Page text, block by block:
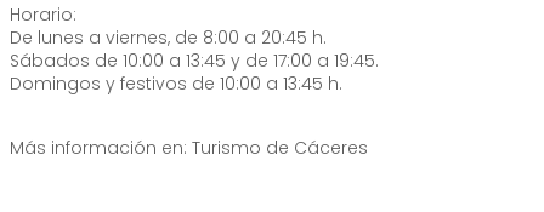
Horario:
De lunes a viernes, de 8:00 a 20:45 h.
Sábados de 10:00 a 13:45 y de 17:00 a 19:45.
Domingos y festivos de 10:00 a 13:45 h.
Más información en: Turismo de Cáceres